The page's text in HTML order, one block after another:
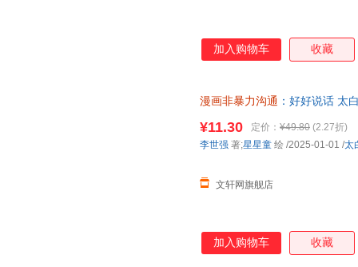
加入购物车 收藏
漫画非暴力沟通 ：好好说话 太
¥11.30 定价： ¥49.80 (2.27折)
文轩网旗舰店
李世强 著;星星童 绘 /2025-01-01 /太
加入购物车 收藏